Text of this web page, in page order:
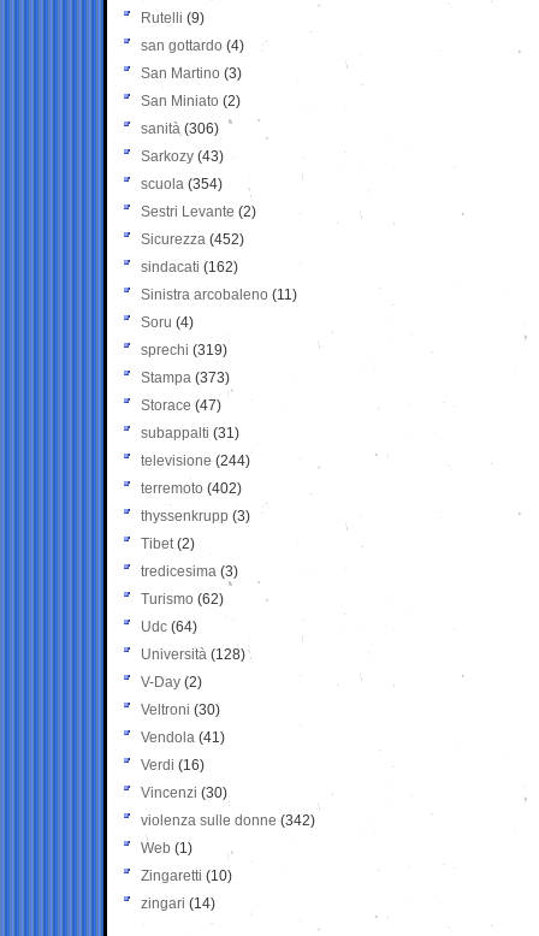
Rutelli (9)
san gottardo (4)
San Martino (3)
San Miniato (2)
sanità (306)
Sarkozy (43)
scuola (354)
Sestri Levante (2)
Sicurezza (452)
sindacati (162)
Sinistra arcobaleno (11)
Soru (4)
sprechi (319)
Stampa (373)
Storace (47)
subappalti (31)
televisione(244)
terremoto (402)
thyssenkrupp (3)
Tibet(2)
tredicesima (3)
Turismo (62)
Udc (64)
Università (128)
V-Day (2)
Veltroni (30)
Vendola (41)
Verdi (16)
Vincenzi (30)
violenza sulle donne (342)
Web (1)
Zingaretti (10)
zingari (14)